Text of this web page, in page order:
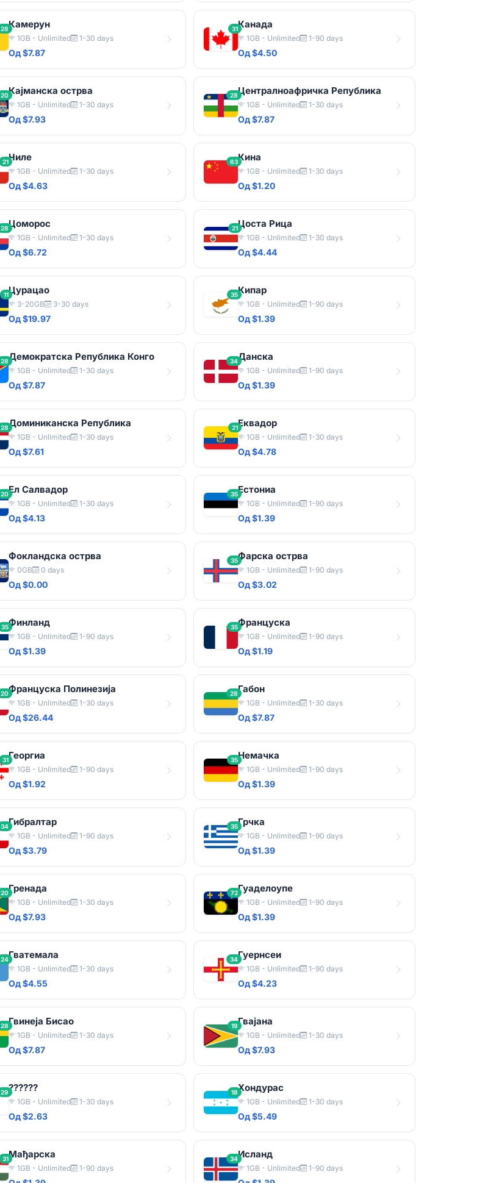
28Камерун
1GB - Unlimited 1-30 days
Од $7.87
31Канада
1GB - Unlimited 1-90 days
Од $4.50
20Кајманска острва
1GB - Unlimited 1-30 days
Од $7.93
28Централноафричка Република
1GB - Unlimited 1-30 days
Од $7.87
21Чиле
1GB - Unlimited 1-30 days
Од $4.63
63Кина
1GB - Unlimited 1-30 days
Од $1.20
28Цоморос
1GB - Unlimited 1-30 days
Од $6.72
21Цоста Рица
1GB - Unlimited 1-30 days
Од $4.44
11Цурацао
3-20GB 3-30 days
Од $19.97
35Кипар
1GB - Unlimited 1-90 days
Од $1.39
28Демократска Република Конго
1GB - Unlimited 1-30 days
Од $7.87
34Данска
1GB - Unlimited 1-90 days
Од $1.39
28Доминиканска Република
1GB - Unlimited 1-30 days
Од $7.61
21Еквадор
1GB - Unlimited 1-30 days
Од $4.78
20Ел Салвадор
1GB - Unlimited 1-30 days
Од $4.13
35Естониа
1GB - Unlimited 1-90 days
Од $1.39
Фокландска острва
0GB 0 days
Од $0.00
35Фарска острва
1GB - Unlimited 1-90 days
Од $3.02
35Финланд
1GB - Unlimited 1-90 days
Од $1.39
35Француска
1GB - Unlimited 1-90 days
Од $1.19
20Француска Полинезија
1GB - Unlimited 1-30 days
Од $26.44
28Габон
1GB - Unlimited 1-30 days
Од $7.87
31Георгиа
1GB - Unlimited 1-90 days
Од $1.92
35Немачка
1GB - Unlimited 1-90 days
Од $1.39
34Гибралтар
1GB - Unlimited 1-90 days
Од $3.79
35Грчка
1GB - Unlimited 1-90 days
Од $1.39
20Гренада
1GB - Unlimited 1-30 days
Од $7.93
72Гуаделоупе
1GB - Unlimited 1-90 days
Од $1.39
24Гватемала
1GB - Unlimited 1-30 days
Од $4.55
34Гуернсеи
1GB - Unlimited 1-90 days
Од $4.23
28Гвинеја Бисао
1GB - Unlimited 1-30 days
Од $7.87
19Гвајана
1GB - Unlimited 1-30 days
Од $7.93
29??????
1GB - Unlimited 1-30 days
Од $2.63
18Хондурас
1GB - Unlimited 1-30 days
Од $5.49
31Мађарска
1GB - Unlimited 1-90 days
34Исланд
1GB - Unlimited 1-90 days